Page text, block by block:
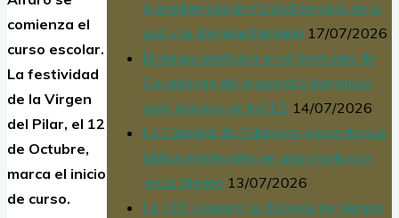
comienza el
curso escolar.
La festividad
de la Virgen
del Pilar, el 12
de Octubre,
marca el inicio
de curso.
la inteligencia artificial al servicio de la
paz y la dignidad humana 17/07/2026
El obispo participa en el Santuario de
Covadonga del encuentro formativo
para obispos de la CEE 14/07/2026
La Catedral de Calahorra presenta sus
biblias medievales en una charla con
Jesús Merino 13/07/2026
La CEE clausura su Escuela de Verano